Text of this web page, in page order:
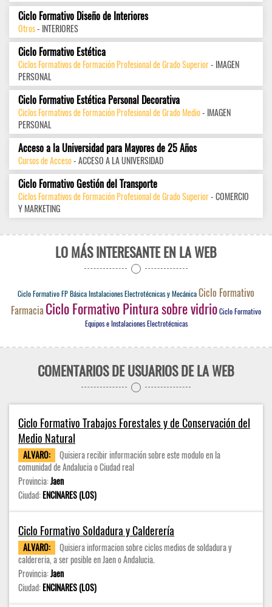
Ciclo Formativo Diseño de Interiores
Otros- INTERIORES
Ciclo Formativo Estética
Ciclos Formativos de Formación Profesional de Grado Superior- IMAGEN
PERSONAL
Ciclo Formativo Estética Personal Decorativa
Ciclos Formativos de Formación Profesional de Grado Medio- IMAGEN
PERSONAL
Acceso a la Universidad para Mayores de 25 Años
Cursos de Acceso- ACCESO A LA UNIVERSIDAD
Ciclo Formativo Gestión del Transporte
Ciclos Formativos de Formación Profesional de Grado Superior- COMERCIO
Y MARKETING
LO MÁS INTERESANTE EN LA WEB
Ciclo Formativo FP Básica Instalaciones Electrotécnicas y MecánicaCiclo Formativo
FarmaciaCiclo Formativo Pintura sobre vidrioCiclo Formativo
Equipos e Instalaciones Electrotécnicas
COMENTARIOS DE USUARIOS DE LA WEB
Ciclo Formativo Trabajos Forestales y de Conservación del
Medio Natural
ALVARO:
Quisiera recibir información sobre este modulo en la
comunidad de Andalucia o Ciudad real
Provincia:Jaen
Ciudad:ENCINARES (LOS)
Ciclo Formativo Soldadura y Calderería
ALVARO:
Quisiera informacion sobre ciclos medios de soldadura y
caldereria, a ser posible en Jaen o Andalucia.
Provincia:Jaen
Ciudad:ENCINARES (LOS)